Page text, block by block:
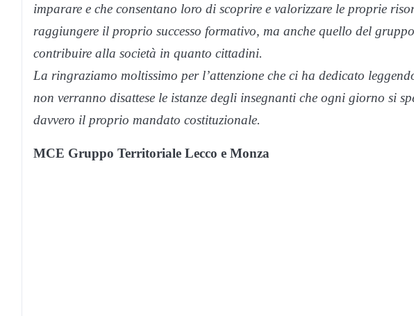
imparare e che consentano loro di scoprire e valorizzare le proprie
raggiungere il proprio successo formativo, ma anche quello del
contribuire alla società in quanto cittadini.
La ringraziamo moltissimo per l’attenzione che ci ha dedicato
non verranno disattese le istanze degli insegnanti che ogni giorno si
davvero il proprio mandato costituzionale.
MCE Gruppo Territoriale Lecco e Monza